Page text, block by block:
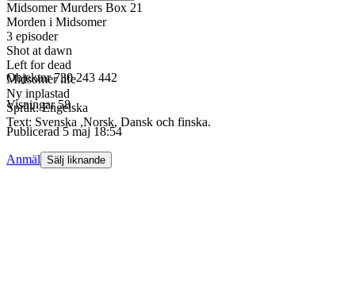
Midsomer Murders Box 21
Morden i Midsomer
3 episoder
Shot at dawn
Left for dead
Midsomer life
Ny inplastad
Språk: Engelska
Text: Svenska ,Norsk, Dansk och finska.
Objektnr 730 243 442
Visningar 58
Publicerad 5 maj 18:54
Anmäl Sälj liknande